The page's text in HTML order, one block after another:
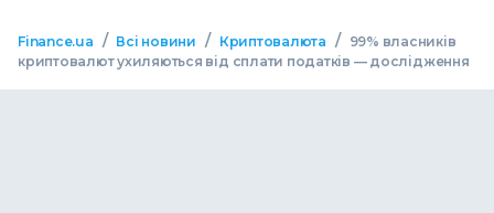
Finance.ua / Всі новини / Криптовалюта /
99% власників
криптовалют ухиляються від сплати податків — дослідження